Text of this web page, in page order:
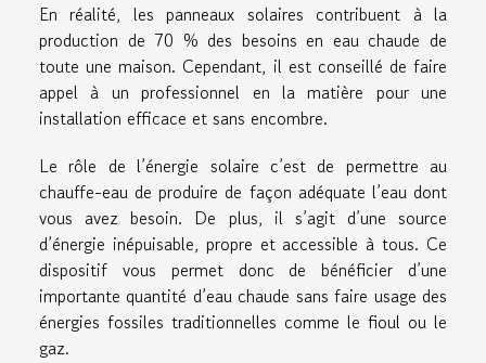
En réalité, les panneaux solaires contribuent à la
production de 70 % des besoins en eau chaude de
toute une maison. Cependant, il est conseillé de faire
appel à un professionnel en la matière pour une
installation efficace et sans encombre.
Le rôle de l’énergie solaire c’est de permettre au
chauffe-eau de produire de façon adéquate l’eau dont
vous avez besoin. De plus, il s’agit d’une source
d’énergie inépuisable, propre et accessible à tous. Ce
dispositif vous permet donc de bénéficier d’une
importante quantité d’eau chaude sans faire usage des
énergies fossiles traditionnelles comme le fioul ou le
gaz.